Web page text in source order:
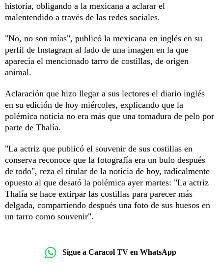
historia, obligando a la mexicana a aclarar el
malentendido a través de las redes sociales.
"No, no son mías", publicó la mexicana en inglés en su
perfil de Instagram al lado de una imagen en la que
aparecía el mencionado tarro de costillas, de origen
animal.
Aclaración que hizo llegar a sus lectores el diario inglés
en su edición de hoy miércoles, explicando que la
polémica noticia no era más que una tomadura de pelo por
parte de Thalía.
"La actriz que publicó el souvenir de sus costillas en
conserva reconoce que la fotografía era un bulo después
de todo", reza el titular de la noticia de hoy, radicalmente
opuesto al que desató la polémica ayer martes: "La actriz
Thalía se hace extirpar las costillas para parecer más
delgada, compartiendo después una foto de sus huesos en
un tarro como souvenir".
Sigue a Caracol TV en WhatsApp